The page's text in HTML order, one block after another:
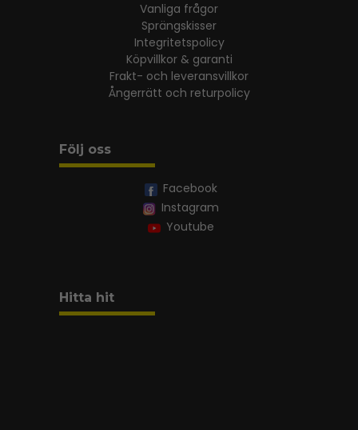
Vanliga frågor
Sprängskisser
Integritetspolicy
Köpvillkor & garanti
Frakt- och leveransvillkor
Ångerrätt och returpolicy
Följ oss
Facebook
Instagram
Youtube
Hitta hit